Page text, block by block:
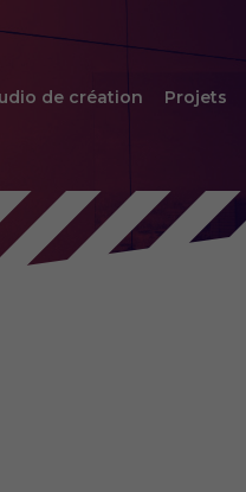
de création Projets